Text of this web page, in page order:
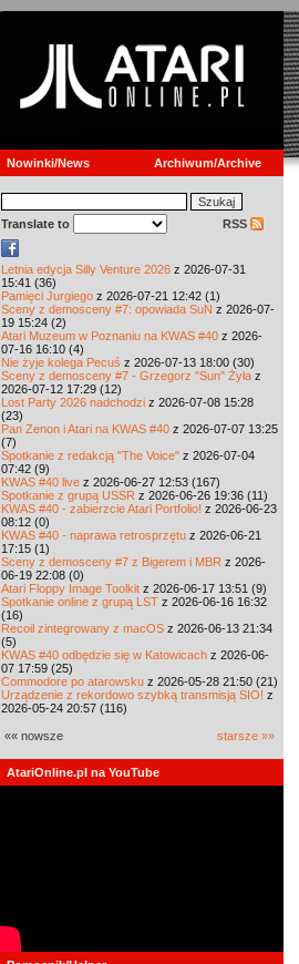
Nowinki/News Archiwum/Archive
Translate to RSS
Letnia edycja Silly Venture 2026 z 2026-07-31
15:41 (36)
Pamięci Jurgiego z 2026-07-21 12:42 (1)
Sceny z demosceny #7: opowiada SuN z 2026-07-
19 15:24 (2)
Atari Muzeum w Poznaniu na KWAS #40 z 2026-
07-16 16:10 (4)
Nie żyje kolega Pecuś z 2026-07-13 18:00 (30)
Sceny z demosceny #7 - Grzegorz "Sun" Żyła z
2026-07-12 17:29 (12)
Lost Party 2026 nadchodzi z 2026-07-08 15:28
(23)
Pan Zenon i Atari na KWAS #40 z 2026-07-07 13:25
(7)
Spotkanie z redakcją "The Voice" z 2026-07-04
07:42 (9)
KWAS #40 live z 2026-06-27 12:53 (167)
Spotkanie z grupą USSR z 2026-06-26 19:36 (11)
KWAS #40 - zabierzcie Atari Portfolio! z 2026-06-23
08:12 (0)
KWAS #40 - naprawa retrosprzętu z 2026-06-21
17:15 (1)
Sceny z demosceny #7 z Bigerem i MBR z 2026-
06-19 22:08 (0)
Atari Floppy Image Toolkit z 2026-06-17 13:51 (9)
Spotkanie online z grupą LST z 2026-06-16 16:32
(16)
Recoil zintegrowany z macOS z 2026-06-13 21:34
(5)
KWAS #40 odbędzie się w Katowicach z 2026-06-
07 17:59 (25)
Commodore po atarowsku z 2026-05-28 21:50 (21)
Urządzenie z rekordowo szybką transmisją SIO! z
2026-05-24 20:57 (116)
«« nowsze starsze »»
AtariOnline.pl na YouTube